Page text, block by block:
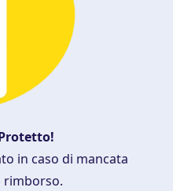
in caso di mancata
rimborso.